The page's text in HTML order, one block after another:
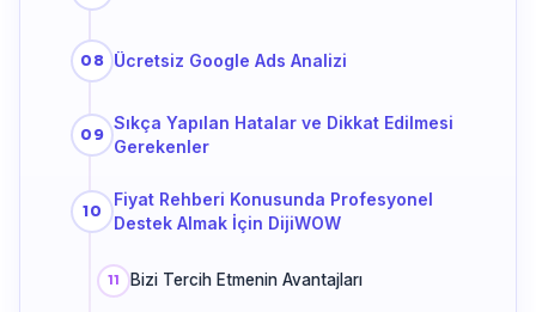
Ücretsiz Google Ads Analizi
Sıkça Yapılan Hatalar ve Dikkat Edilmesi
Gerekenler
Fiyat Rehberi Konusunda Profesyonel
Destek Almak İçin DijiWOW
Bizi Tercih Etmenin Avantajları